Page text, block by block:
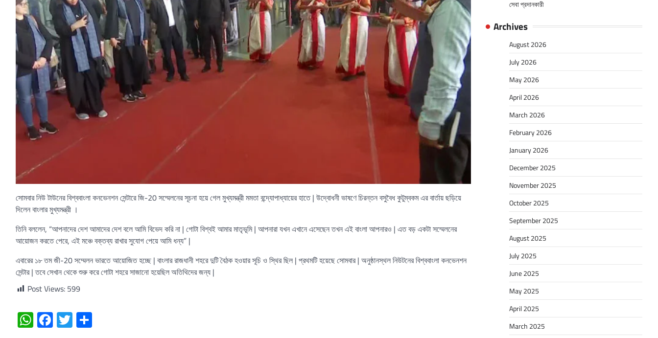
সোমবার নিউ টাউনের বিশ্ববাংলা কনভেনশন সেন্টারে জি-20 সম্মেলনের সূচনা হয়ে গেল মুখ্যমন্ত্রী মমতা বন্দ্যোপাধ্যায়ের হাতে | উদ্বোধনী ভাষণে চিরন্তন বসুবৈধ কুটুম্বকম এর বার্তায় ছড়িয়ে
দিলেন বাংলার মুখ্যমন্ত্রী ।
তিনি বললেন, “আপনাদের দেশ আমাদের দেশ বলে আমি বিভেদ করি না | গোটা বিশ্বই আমার মাতৃভূমি | আপনারা যখন এখানে এসেছেন তখন এই বাংলা আপনারও | এত বড় একটা সম্মেলনের
আয়োজন করতে পেরে, এই মঞ্চে বক্তব্য রাখার সুযোগ পেয়ে আমি ধন্য” |
এবারের ১৮ তম জী-20 সম্মেলন ভারতে আয়োজিত হচ্ছে | বাংলার রাজধানী শহরে দুটি বৈঠক হওয়ার সূচি ও স্থির ছিল | প্রথমটি হয়েছে সোমবার | অনুষ্ঠানস্থল নিউটনের বিশ্ববাংলা কনভেনশন
সেন্টার | তবে সেখান থেকে শুরু করে গোটা শহরে সাজানো হয়েছিল অতিথিদের জন্য |
Post Views: 599
WhatsApp
Facebook
Twitter
সেবা প্রদানকারী
Archives
August 2026
July 2026
May 2026
April 2026
March 2026
February 2026
January 2026
December 2025
November 2025
October 2025
September 2025
August 2025
July 2025
June 2025
May 2025
April 2025
March 2025